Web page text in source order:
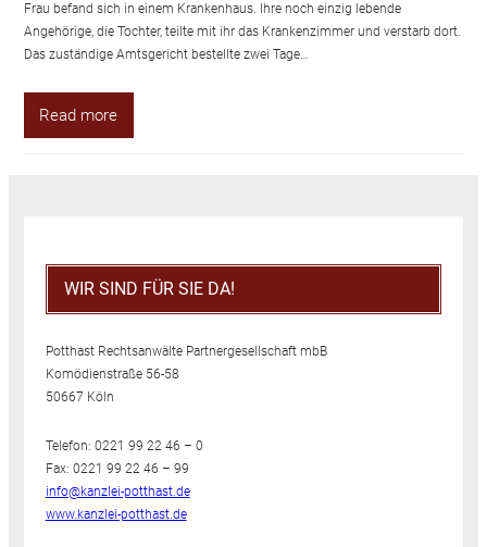
Frau befand sich in einem Krankenhaus. Ihre noch einzig lebende
Angehörige, die Tochter, teilte mit ihr das Krankenzimmer und verstarb dort.
Das zuständige Amtsgericht bestellte zwei Tage…
Read more
WIR SIND FÜR SIE DA!
Potthast Rechtsanwälte Partnergesellschaft mbB
Komödienstraße 56-58
50667 Köln
Telefon: 0221 99 22 46 – 0
Fax: 0221 99 22 46 – 99
info@kanzlei-potthast.de
www.kanzlei-potthast.de